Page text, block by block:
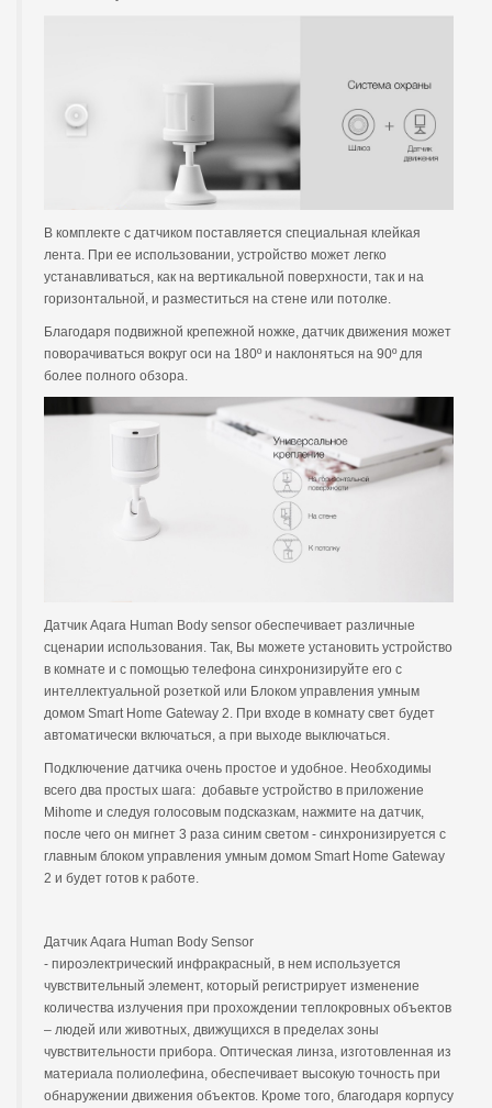
В комплекте с датчиком поставляется специальная клейкая
лента. При ее использовании, устройство может легко
устанавливаться, как на вертикальной поверхности, так и на
горизонтальной, и разместиться на стене или потолке.
Благодаря подвижной крепежной ножке, датчик движения может
поворачиваться вокруг оси на 180º и наклоняться на 90º для
более полного обзора.
Датчик Aqara Human Body sensor обеспечивает различные
сценарии использования. Так, Вы можете установить устройство
в комнате и с помощью телефона синхронизируйте его с
интеллектуальной розеткой или Блоком управления умным
домом Smart Home Gateway 2. При входе в комнату свет будет
автоматически включаться, а при выходе выключаться.
Подключение датчика очень простое и удобное. Необходимы
всего два простых шага: добавьте устройство в приложение
Mihome и следуя голосовым подсказкам, нажмите на датчик,
после чего он мигнет 3 раза синим светом - синхронизируется с
главным блоком управления умным домом Smart Home Gateway
2 и будет готов к работе.
Датчик Aqara Human Body Sensor
- пироэлектрический инфракрасный, в нем используется
чувствительный элемент, который регистрирует изменение
количества излучения при прохождении теплокровных объектов
– людей или животных, движущихся в пределах зоны
чувствительности прибора. Оптическая линза, изготовленная из
материала полиолефина, обеспечивает высокую точность при
обнаружении движения объектов. Кроме того, благодаря корпусу